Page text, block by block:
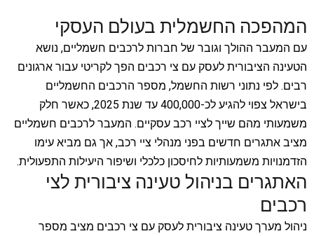
המהפכה החשמלית בעולם העסקי
עם המעבר ההולך וגובר של חברות לרכבים חשמליים, נושא
הטעינה הציבורית לעסק עם צי רכבים הפך לקריטי עבור ארגונים
רבים. לפי נתוני רשות החשמל, מספר הרכבים החשמליים
בישראל צפוי להגיע לכ-400,000 עד שנת 2025, כאשר חלק
משמעותי מהם שייך לציי רכב עסקיים. המעבר לרכבים חשמליים
מציב אתגרים חדשים בפני מנהלי ציי רכב, אך גם מביא עימו
הזדמנויות משמעותיות לחיסכון כלכלי ושיפור היעילות התפעולית.
האתגרים בניהול טעינה ציבורית לצי
רכבים
ניהול מערך טעינה ציבורית לעסק עם צי רכבים מציב מספר